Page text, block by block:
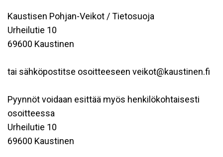
Kaustisen Pohjan-Veikot / Tietosuoja
Urheilutie 10
69600 Kaustinen
tai sähköpostitse osoitteeseen veikot@kaustinen.fi
Pyynnöt voidaan esittää myös henkilökohtaisesti
osoitteessa
Urheilutie 10
69600 Kaustinen